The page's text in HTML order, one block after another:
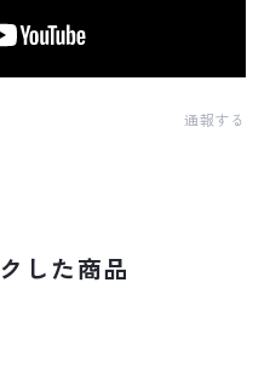
通報する
した商品